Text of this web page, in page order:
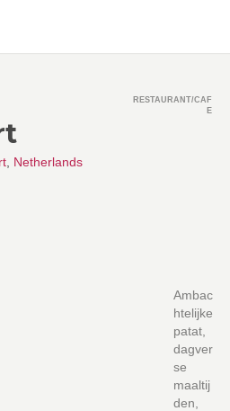
Netherlands
RESTAURANT/CAF
E
Ambac
htelijke
patat,
dagver
se
maaltij
den,